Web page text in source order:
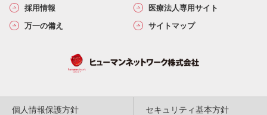
採用情報
医療法人専用サイト
万一の備え
サイトマップ
個人情報保護方針 セキュリティ基本方針